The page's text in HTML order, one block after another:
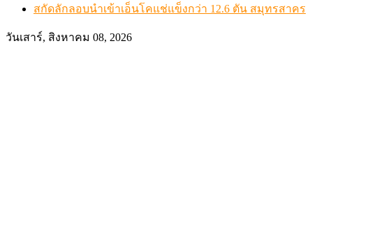
สกัดลักลอบนำเข้าเอ็นโคแช่แข็งกว่า 12.6 ตัน สมุทรสาคร
วันเสาร์, สิงหาคม 08, 2026